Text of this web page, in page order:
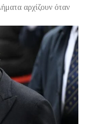
αρχίζουν όταν